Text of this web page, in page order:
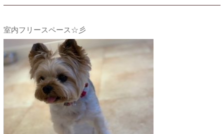
室内フリースペース☆彡